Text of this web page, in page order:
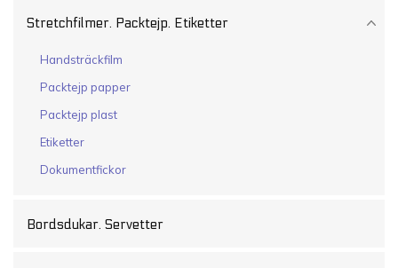
Stretchfilmer. Packtejp. Etiketter
Handsträckfilm
Packtejp papper
Packtejp plast
Etiketter
Dokumentfickor
Bordsdukar. Servetter